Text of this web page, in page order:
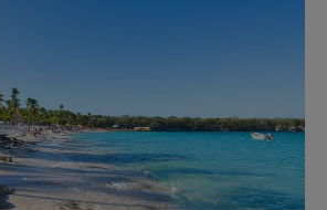
Zweck
Der Google Tag Manager von Google setzt ein
cookieloses Tracking ein.